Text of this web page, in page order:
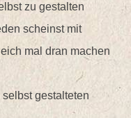
zu gestalten
scheinst mit
mal dran machen
gestalteten